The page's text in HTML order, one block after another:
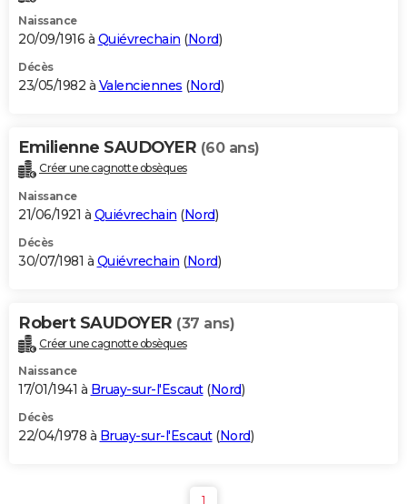
Naissance
20/09/1916 à Quiévrechain (Nord)
Décès
23/05/1982 à Valenciennes (Nord)
Emilienne SAUDOYER (60 ans)
Créer une cagnotte obsèques
Naissance
21/06/1921 à Quiévrechain (Nord)
Décès
30/07/1981 à Quiévrechain (Nord)
Robert SAUDOYER (37 ans)
Créer une cagnotte obsèques
Naissance
17/01/1941 à Bruay-sur-l'Escaut(Nord)
Décès
22/04/1978 à Bruay-sur-l'Escaut(Nord)
1